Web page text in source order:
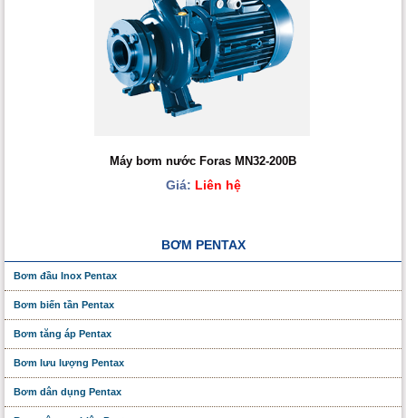
Máy bơm nước Foras MN32-200B
Giá: Liên hệ
BƠM PENTAX
Bơm đầu Inox Pentax
Bơm biến tần Pentax
Bơm tăng áp Pentax
Bơm lưu lượng Pentax
Bơm dân dụng Pentax